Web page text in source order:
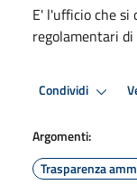
E' l'ufficio che
regolamentari
Condividi
Argomenti:
Trasparenza